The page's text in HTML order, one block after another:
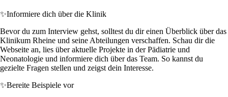
✨Informiere dich über die Klinik
Bevor du zum Interview gehst, solltest du dir einen Überblick über das
Klinikum Rheine und seine Abteilungen verschaffen. Schau dir die
Webseite an, lies über aktuelle Projekte in der Pädiatrie und
Neonatologie und informiere dich über das Team. So kannst du
gezielte Fragen stellen und zeigst dein Interesse.
✨Bereite Beispiele vor